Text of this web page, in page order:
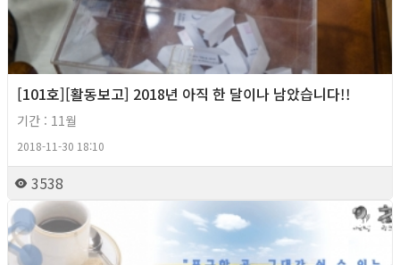
[101호][활동보고] 2018년 아직 한 달이나 남았습니다!!
기간 : 11월
2018-11-30 18:10
3538
2018년